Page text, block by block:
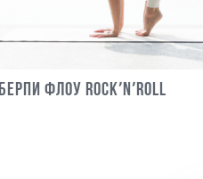
Берпи Флоу Rock’n’Roll